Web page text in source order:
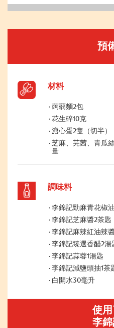
預
材料
蒟蒻麵2包
花生碎10克
溏心蛋2隻（切半）
芝麻、芫茜、青瓜
量
調味料
李錦記勁麻青花椒
李錦記芝麻醬2茶匙
李錦記麻辣紅油辣
李錦記臻選香醋2湯
李錦記蒜蓉1湯匙
李錦記減鹽頭抽1茶
白開水30毫升
使
李